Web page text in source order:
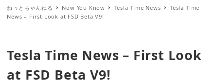
ねっとちゃんねる Now You Know Tesla Time News
Tesla Time
News – First Look at FSD Beta V9!
Tesla Time News – First Look
at FSD Beta V9!